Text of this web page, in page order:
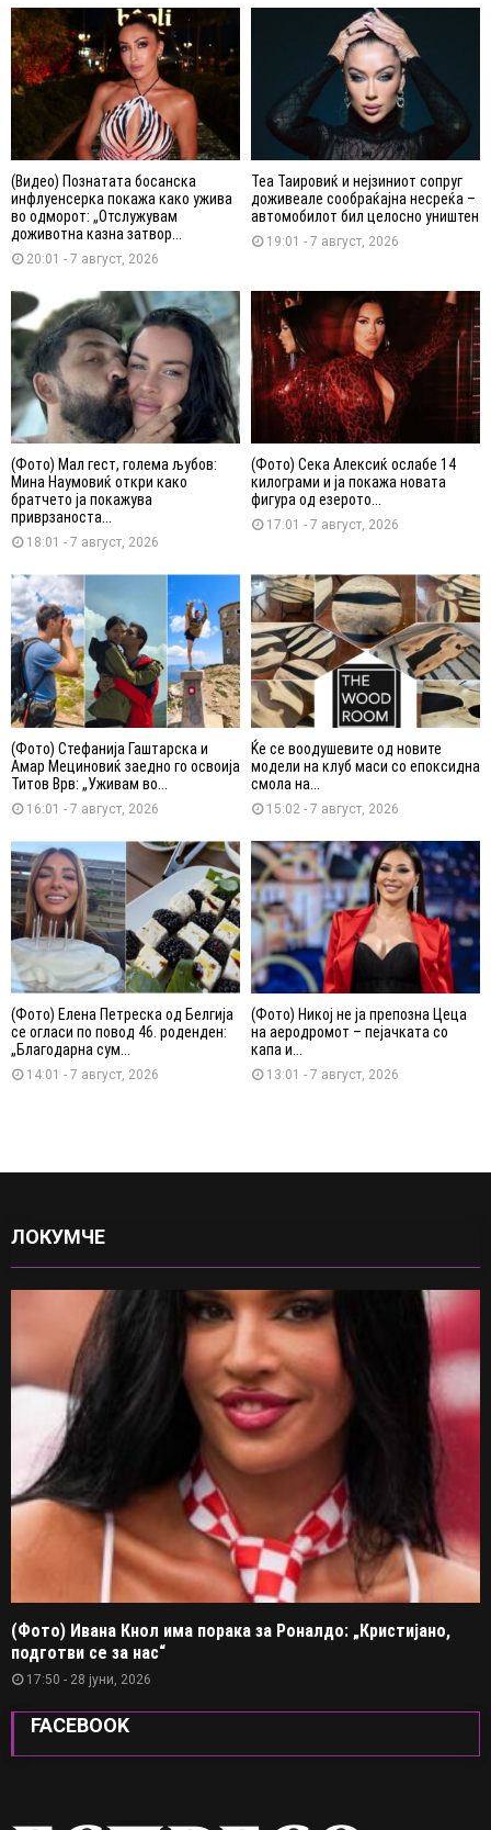
(Видео) Познатата босанска
инфлуенсерка покажа како ужива
во одморот: „Отслужувам
доживотна казна затвор...
20:01 - 7 август, 2026
Теа Таировиќ и нејзиниот сопруг
доживеале сообраќајна несреќа –
автомобилот бил целосно уништен
19:01 - 7 август, 2026
(Фото) Мал гест, голема љубов:
Мина Наумовиќ откри како
братчето ја покажува
приврзаноста...
18:01 - 7 август, 2026
(Фото) Сека Алексиќ ослабе 14
килограми и ја покажа новата
фигура од езерото...
17:01 - 7 август, 2026
(Фото) Стефанија Гаштарска и
Амар Мециновиќ заедно го освоија
Титов Врв: „Уживам во...
16:01 - 7 август, 2026
Ќе се воодушевите од новите
модели на клуб маси со епоксидна
смола на...
15:02 - 7 август, 2026
(Фото) Елена Петреска од Белгија
се огласи по повод 46. роденден:
„Благодарна сум...
14:01 - 7 август, 2026
(Фото) Никој не ја препозна Цеца
на аеродромот – пејачката со
капа и...
13:01 - 7 август, 2026
ЛОКУМЧЕ
(Фото) Ивана Кнол има порака за Роналдо: „Кристијано,
подготви се за нас“
17:50 - 28 јуни, 2026
FACEBOOK